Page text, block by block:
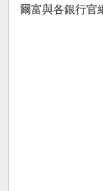
爾富與各銀行官